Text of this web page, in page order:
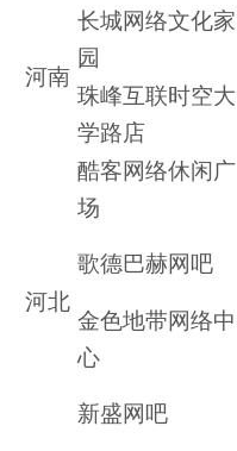
河南
长城网络文化家
园
珠峰互联时空大
学路店
河北
酷客网络休闲广
场
歌德巴赫网吧
金色地带网络中
心
新盛网吧